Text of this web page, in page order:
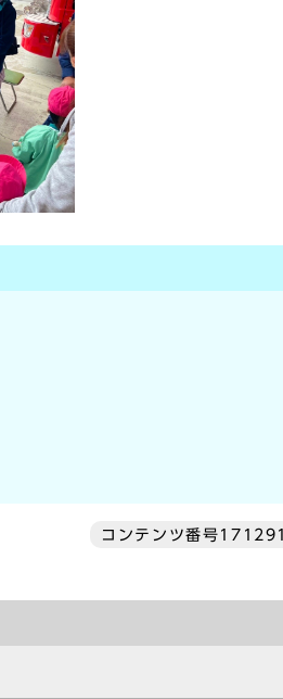
コンテンツ番号171291